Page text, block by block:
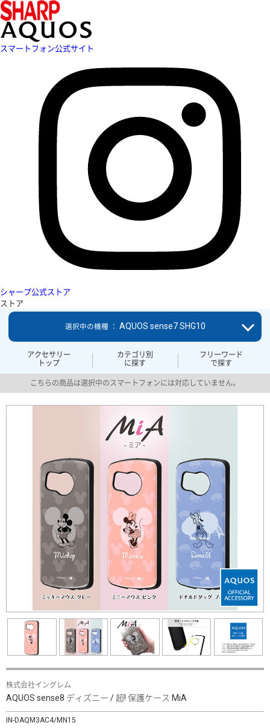
スマートフォン公式サイト
シャープ公式ストア
ストア
アクセサリー
トップ
カテゴリ別
に探す
フリーワード
で探す
選択中の機種 ： AQUOS sense7 SHG10
こちらの商品は選択中のスマートフォンには対応していません。
株式会社イングレム
AQUOS sense8 ディズニー / 超! 保護ケース MiA
IN-DAQM3AC4/MN15